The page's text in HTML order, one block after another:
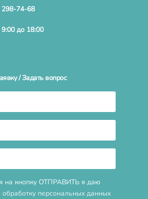
298-74-68
до 18:00
/ Задать вопрос
на кнопку ОТПРАВИТЬ я даю
обработку персональных данных